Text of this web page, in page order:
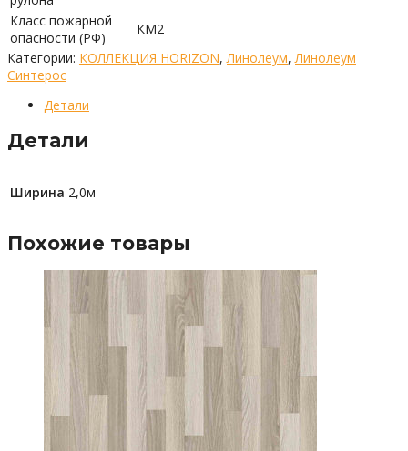
Класс пожарной
опасности (РФ)
КМ2
Категории: КОЛЛЕКЦИЯ HORIZON, Линолеум, Линолеум
Синтерос
Детали
Детали
Ширина 2,0м
Похожие товары